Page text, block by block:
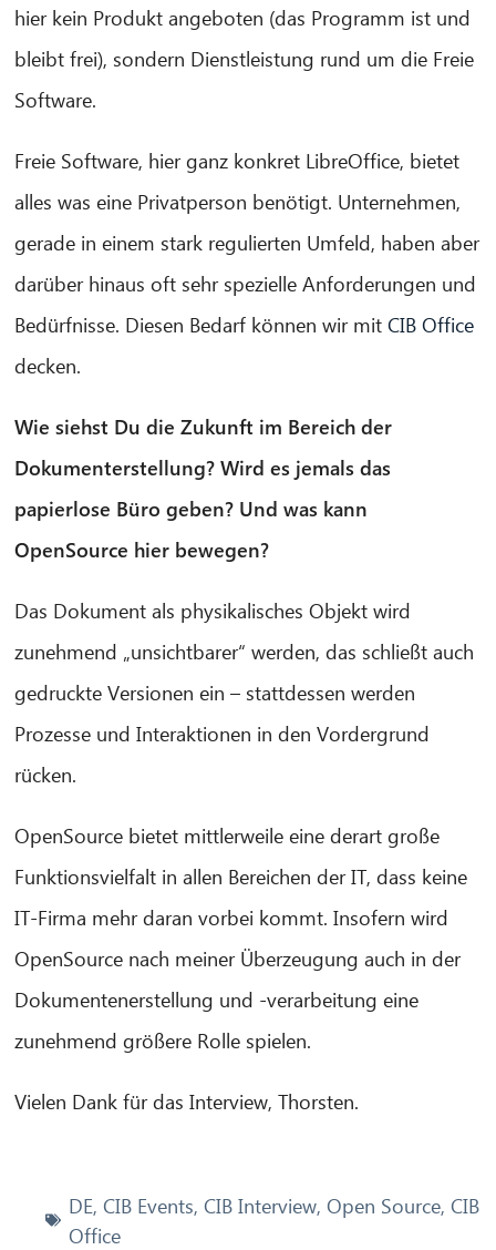
hier kein Produkt angeboten (das Programm ist und
bleibt frei), sondern Dienstleistung rund um die Freie
Software.
Freie Software, hier ganz konkret LibreOffice, bietet
alles was eine Privatperson benötigt. Unternehmen,
gerade in einem stark regulierten Umfeld, haben aber
darüber hinaus oft sehr spezielle Anforderungen und
Bedürfnisse. Diesen Bedarf können wir mitCIB Office
decken.
Wie siehst Du die Zukunft im Bereich der
Dokumenterstellung? Wird es jemals das
papierlose Büro geben? Und was kann
OpenSource hier bewegen?
Das Dokument als physikalisches Objekt wird
zunehmend „unsichtbarer“ werden, das schließt auch
gedruckte Versionen ein – stattdessen werden
Prozesse und Interaktionen in den Vordergrund
rücken.
OpenSource bietet mittlerweile eine derart große
Funktionsvielfalt in allen Bereichen der IT, dass keine
IT-Firma mehr daran vorbei kommt. Insofern wird
OpenSource nach meiner Überzeugung auch in der
Dokumentenerstellung und -verarbeitung eine
zunehmend größere Rolle spielen.
Vielen Dank für das Interview, Thorsten.
DE, CIB Events, CIB Interview, Open Source, CIB
Office